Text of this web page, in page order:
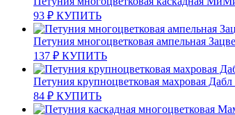
93 ₽ КУПИТЬ
Петуния многоцветковая ампельная
137 ₽ КУПИТЬ
Петуния крупноцветковая махровая
84 ₽ КУПИТЬ